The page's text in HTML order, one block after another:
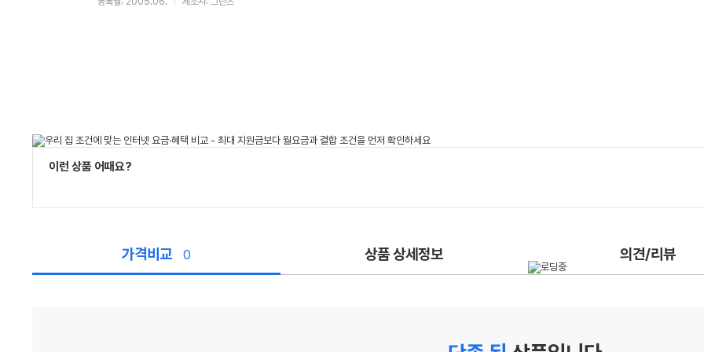
이런 상품 어때요?
가격비교 0 상품 상세정보 의견/리뷰